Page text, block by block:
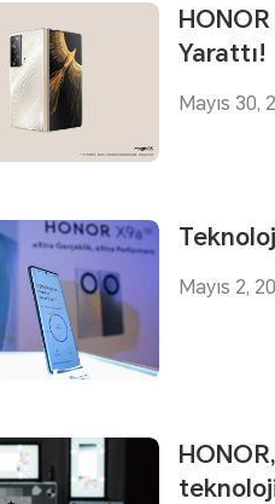
Yarattı!
Mayıs 30,
Mayıs 2,